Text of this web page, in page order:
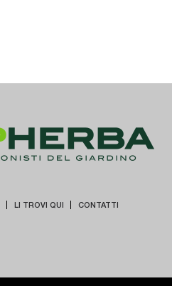
LI TROVI QUI CONTATTI